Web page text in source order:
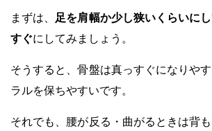
まずは、 足を肩幅か少し狭いくらいに
すぐにしてみましょう。
そうすると、骨盤は真っすぐになりや
ラルを保ちやすいです。
それでも、腰が反る・曲がるときは背